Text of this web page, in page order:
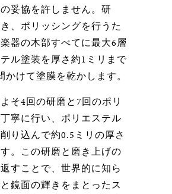
妥協を許しません。研
、ポリッシングを行うた
器の木部すべてに最大6層
ル塗装を厚さ約1ミリまで
かけて塗膜を乾かします。
そ4回の研磨と7回のポリ
寧に行い、ポリエステル
り込んで約0.5ミリの厚さ
。この研磨と磨き上げの
すことで、世界的に知ら
鏡面の輝きをまとったス